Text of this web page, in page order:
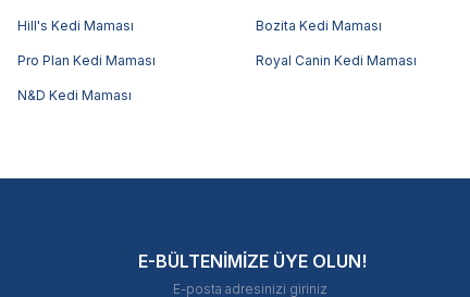
Hill's Kedi Maması Bozita Kedi Maması
Pro Plan Kedi Maması Royal Canin Kedi Maması
N&D Kedi Maması
E-BÜLTENİMİZE ÜYE OLUN!